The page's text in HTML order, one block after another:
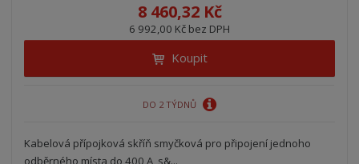
8 460,32 Kč
6 992,00 Kč bez DPH
Koupit
DO 2 TÝDNŮ
Kabelová přípojková skříň smyčková pro připojení jednoho